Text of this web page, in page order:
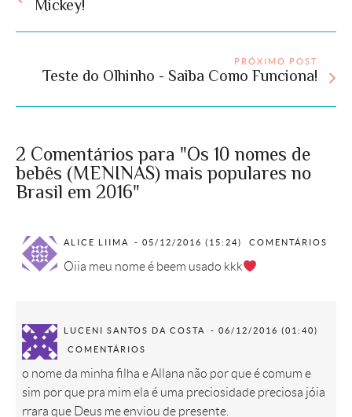
Mickey!
PRÓXIMO POST
Teste do Olhinho - Saiba Como Funciona!
2 Comentários para "Os 10 nomes de
bebês (MENINAS) mais populares no
Brasil em 2016"
ALICE LIIMA 05/12/2016 (15:24) COMENTÁRIOS
Oiia meu nome é beem usado kkk
LUCENI SANTOS DA COSTA
06/12/2016 (01:40)
COMENTÁRIOS
o nome da minha filha e Allana não por que é comum e
sim por que pra mim ela é uma preciosidade preciosa jóia
rrara que Deus me enviou de presente.